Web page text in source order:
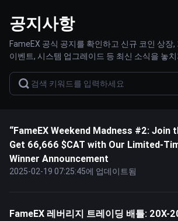
공지사항
FameEX 공식 공지를 확인하고 신규 코인 상장,
이벤트, 시스템 업그레이드 등 최신 소식을 놓
“FameEX Weekend Madness #2: Join
Get 66,666 $CAT with Our Limited-
Winner Announcement
2025-02-19 07:25:45에 업데이트됨
FameEX 레버리지 트레이딩 배틀: 20X-